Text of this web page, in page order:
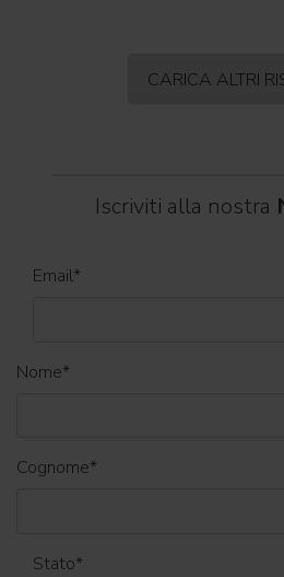
CARICA ALTRI
Iscriviti alla nostra
Email*
Nome*
Cognome*
Stato*